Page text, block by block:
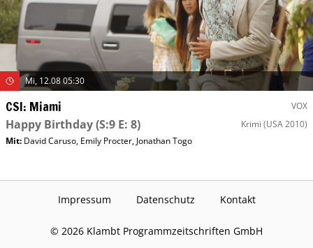
Mi, 12.08 05:30
CSI: Miami VOX
Happy Birthday(S:9 E: 8) Krimi (USA 2010)
Mit: David Caruso, Emily Procter, Jonathan Togo
Impressum Datenschutz Kontakt
© 2026 Klambt Programmzeitschriften GmbH